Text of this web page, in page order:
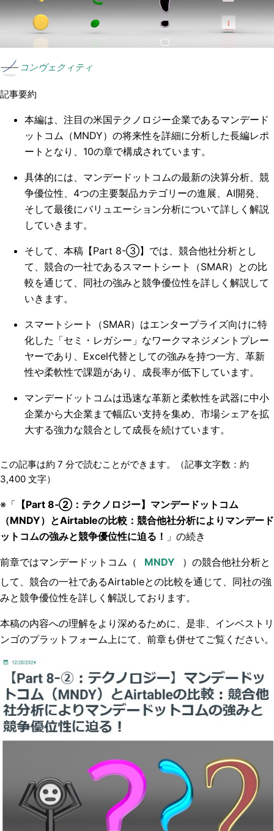
コンヴェクィティ
記事要約
本編は、注目の米国テクノロジー企業であるマンデード
ットコム（MNDY）の将来性を詳細に分析した長編レポ
ートとなり、10の章で構成されています。
具体的には、マンデードットコムの最新の決算分析、競
争優位性、4つの主要製品カテゴリーの進展、AI開発、
そして最後にバリュエーション分析について詳しく解説
していきます。
そして、本稿【Part 8-③】では、競合他社分析とし
て、競合の一社であるスマートシート（SMAR）との比
較を通じて、同社の強みと競争優位性を詳しく解説して
いきます。
スマートシート（SMAR）はエンタープライズ向けに特
化した「セミ・レガシー」なワークマネジメントプレー
ヤーであり、Excel代替としての強みを持つ一方、革新
性や柔軟性で課題があり、成長率が低下しています。
マンデードットコムは迅速な革新と柔軟性を武器に中小
企業から大企業まで幅広い支持を集め、市場シェアを拡
大する強力な競合として成長を続けています。
この記事は約 7 分で読むことができます。（記事文字数：約
3,400 文字）
※「 【Part 8‐②：テクノロジー】マンデードットコム
（MNDY）とAirtableの比較：競合他社分析によりマンデード
ットコムの強みと競争優位性に迫る！ 」の続き
前章ではマンデードットコム（ ）の競合他社分析と
して、競合の一社であるAirtableとの比較を通じて、同社の強
みと競争優位性を詳しく解説しております。
本稿の内容への理解をより深めるために、是非、インベストリ
ンゴのプラットフォーム上にて、前章も併せてご覧ください。